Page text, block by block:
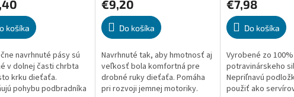
košíka
navrhnuté pásy sú
v dolnej časti chrbta
krku dieťaťa.
pohybu podbradníka
produktu
je
5,0
z
5
hviezdičiek.
€9,20
Do košíka
Navrhnuté tak, aby hmotnosť aj
veľkosť bola komfortná pre
drobné ruky dieťaťa. Pomáha
pri rozvoji jemnej motoriky.
produktu
je
5,0
z
5
hviezdičiek.
€7,98
Do košíka
Vyrobené zo
potravinárskeho
Nepriľnavú
použiť ako